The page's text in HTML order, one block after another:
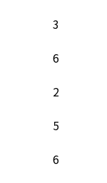
3
6
2
5
6